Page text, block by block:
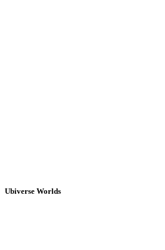
Ubiverse Worlds